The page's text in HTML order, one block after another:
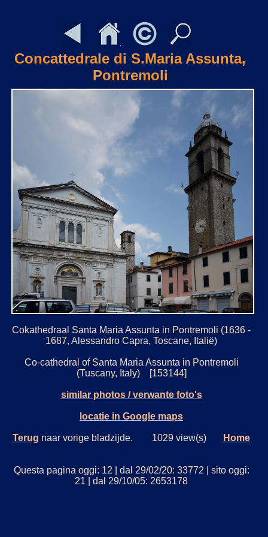
Concattedrale di S.Maria Assunta,
Pontremoli
Cokathedraal Santa Maria Assunta in Pontremoli (1636 -
1687, Alessandro Capra, Toscane, Italië)
Co-cathedral of Santa Maria Assunta in Pontremoli
(Tuscany, Italy) [153144]
similar photos / verwante foto's
locatie in Google maps
Terug naar vorige bladzijde. 1029 view(s) Home
Questa pagina oggi: 12 | dal 29/02/20: 33772 | sito oggi:
21 | dal 29/10/05: 2653178